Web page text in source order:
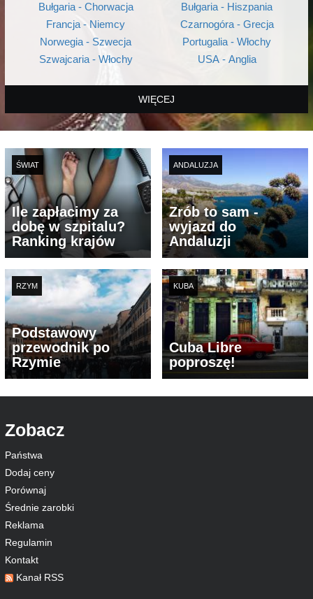
Bułgaria - Chorwacja
Francja - Niemcy
Norwegia - Szwecja
Szwajcaria - Włochy
Bułgaria - Hiszpania
Czarnogóra - Grecja
Portugalia - Włochy
USA - Anglia
WIĘCEJ
ŚWIAT
Ile zapłacimy za
dobę w szpitalu?
Ranking krajów
ANDALUZJA
Zrób to sam -
wyjazd do
Andaluzji
RZYM
Podstawowy
przewodnik po
Rzymie
KUBA
Cuba Libre
poproszę!
Zobacz
Państwa
Dodaj ceny
Porównaj
Średnie zarobki
Reklama
Regulamin
Kontakt
Kanał RSS